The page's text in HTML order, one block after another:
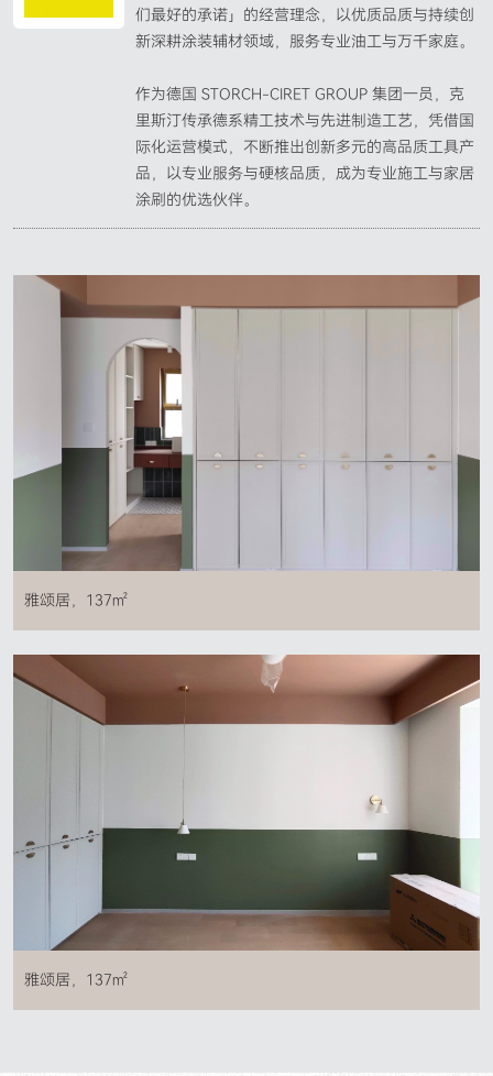
们最好的承诺」的经营理念，以优质品质与持续创
新深耕涂装辅材领域，服务专业油工与万千家庭。
作为德国 STORCH-CIRET GROUP 集团一员，克
里斯汀传承德系精工技术与先进制造工艺，凭借国
际化运营模式，不断推出创新多元的高品质工具产
品，以专业服务与硬核品质，成为专业施工与家居
涂刷的优选伙伴。
雅颂居，137㎡
雅颂居，137㎡